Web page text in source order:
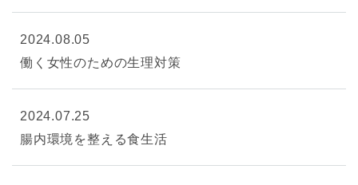
2024.08.05
働く女性のための生理対策
2024.07.25
腸内環境を整える食生活